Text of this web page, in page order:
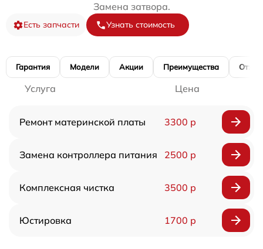
Замена затвора.
Есть запчасти Узнать стоимость
Гарантия Модели Акции Преимущества
Услуга Цена
Ремонт материнской платы 3300 р
Замена контроллера питания 2500 р
Комплексная чистка 3500 р
Юстировка 1700 р